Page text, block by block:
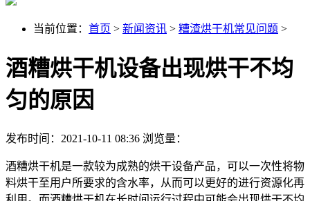
当前位置： 首页 > 新闻资讯 > 糟渣烘干机常见问题 >
酒糟烘干机设备出现烘干不均
匀的原因
发布时间：2021-10-11 08:36 浏览量：
酒糟烘干机是一款较为成熟的烘干设备产品，可以一次性将物
料烘干至用户所要求的含水率，从而可以更好的进行资源化再